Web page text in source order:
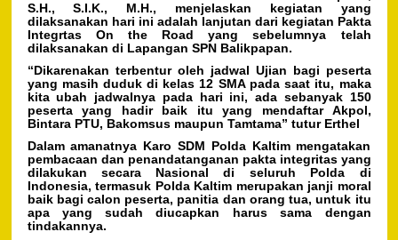
S.H., S.I.K., M.H., menjelaskan kegiatan yang
dilaksanakan hari ini adalah lanjutan dari kegiatan Pakta
Integrtas On the Road yang sebelumnya telah
dilaksanakan di Lapangan SPN Balikpapan.
“Dikarenakan terbentur oleh jadwal Ujian bagi peserta
yang masih duduk di kelas 12 SMA pada saat itu, maka
kita ubah jadwalnya pada hari ini, ada sebanyak 150
peserta yang hadir baik itu yang mendaftar Akpol,
Bintara PTU, Bakomsus maupun Tamtama” tutur Erthel
Dalam amanatnya Karo SDM Polda Kaltim mengatakan
pembacaan dan penandatanganan pakta integritas yang
dilakukan secara Nasional di seluruh Polda di
Indonesia, termasuk Polda Kaltim merupakan janji moral
baik bagi calon peserta, panitia dan orang tua, untuk itu
apa yang sudah diucapkan harus sama dengan
tindakannya.